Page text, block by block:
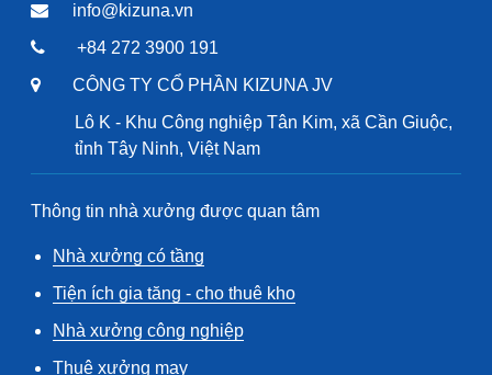
info@kizuna.vn
+84 272 3900 191
CÔNG TY CỔ PHẦN KIZUNA JV
Lô K - Khu Công nghiệp Tân Kim, xã Cần Giuộc,
tỉnh Tây Ninh, Việt Nam
Thông tin nhà xưởng được quan tâm
Nhà xưởng có tầng
Tiện ích gia tăng - cho thuê kho
Nhà xưởng công nghiệp
Thuê xưởng may